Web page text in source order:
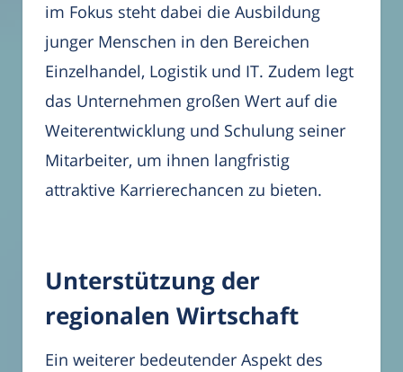
im Fokus steht dabei die Ausbildung
junger Menschen in den Bereichen
Einzelhandel, Logistik und IT. Zudem legt
das Unternehmen großen Wert auf die
Weiterentwicklung und Schulung seiner
Mitarbeiter, um ihnen langfristig
attraktive Karrierechancen zu bieten.
Unterstützung der
regionalen Wirtschaft
Ein weiterer bedeutender Aspekt des